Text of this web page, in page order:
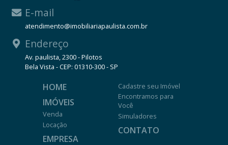
E-mail
atendimento@imobiliariapaulista.com.br
Endereço
Av. paulista, 2300 - Pilotos
Bela Vista - CEP: 01310-300 - SP
HOME
IMÓVEIS
Venda
Locação
EMPRESA
Cadastre seu Imóvel
Encontramos para
Você
Simuladores
CONTATO